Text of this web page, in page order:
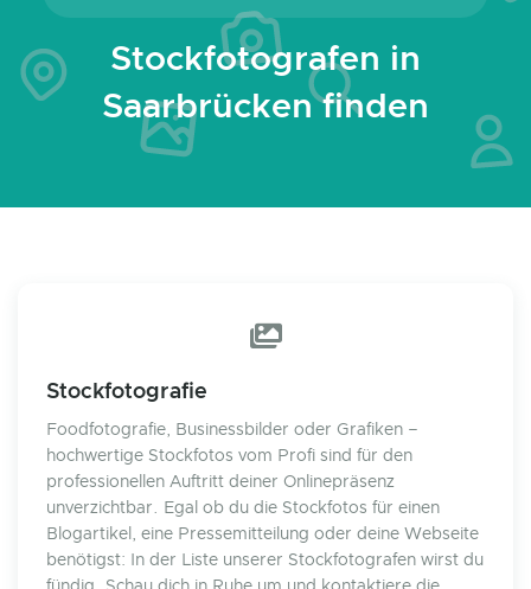
Stockfotografen in
Saarbrücken finden
Stockfotografie
Foodfotografie, Businessbilder oder Grafiken –
hochwertige Stockfotos vom Profi sind für den
professionellen Auftritt deiner Onlinepräsenz
unverzichtbar. Egal ob du die Stockfotos für einen
Blogartikel, eine Pressemitteilung oder deine Webseite
benötigst: In der Liste unserer Stockfotografen wirst du